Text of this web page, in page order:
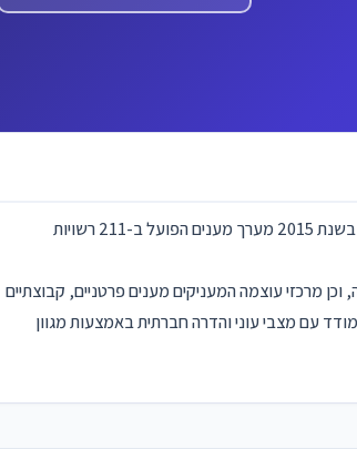
משרד הרווחה והביטחון החברתי בשותפות עם ג'וינט אשלים וקרן רש"י הקים בשנת 2015 מערך מענים הפועל ב-211 רשויות
מרכזי עוצמה המעניקים מענים פרטניים, קבוצתיים
עם מצבי עוני והדרה חברתית באמצעות מגוון